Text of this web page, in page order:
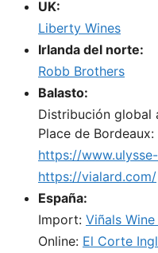
UK:
Liberty Wines
Irlanda del norte:
Robb Brothers
Balasto:
Distribución global
Place de Bordeaux:
https://
https://vialard.com/
España:
Import: Viñals
Online: El Corte